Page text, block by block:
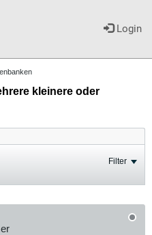
Login
kleinere oder
Filter